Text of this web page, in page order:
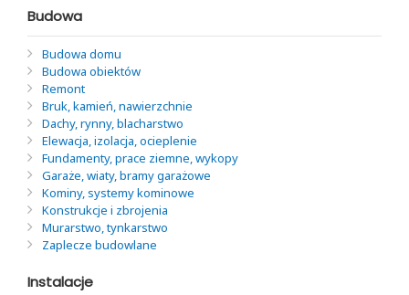
Budowa
Budowa domu
Budowa obiektów
Remont
Bruk, kamień, nawierzchnie
Dachy, rynny, blacharstwo
Elewacja, izolacja, ocieplenie
Fundamenty, prace ziemne, wykopy
Garaże, wiaty, bramy garażowe
Kominy, systemy kominowe
Konstrukcje i zbrojenia
Murarstwo, tynkarstwo
Zaplecze budowlane
Instalacje